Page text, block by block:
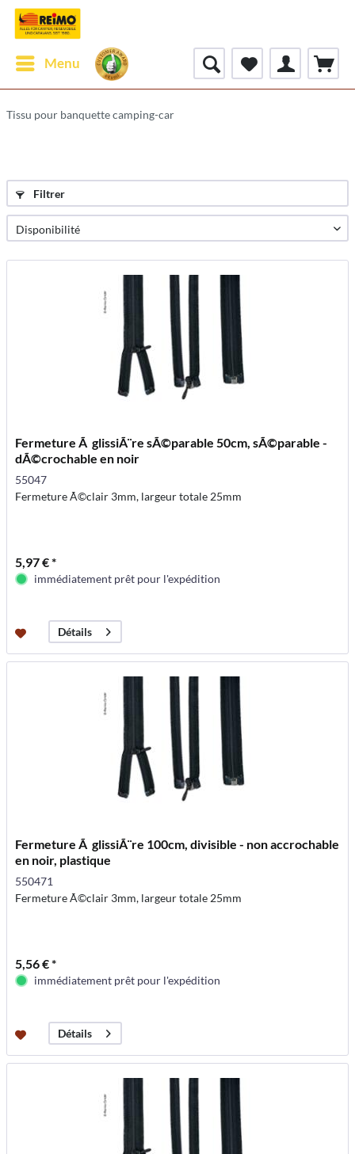
Menu
Tissu pour banquette camping-car
Filtrer
Fermeture Ã glissiÃ¨re sÃ©parable 50cm, sÃ©parable -
dÃ©crochable en noir
55047
Fermeture Ã©clair 3mm, largeur totale 25mm
5,97 € *
immédiatement prêt pour l'expédition
Détails
Fermeture Ã glissiÃ¨re 100cm, divisible - non accrochable
en noir, plastique
550471
Fermeture Ã©clair 3mm, largeur totale 25mm
5,56 € *
immédiatement prêt pour l'expédition
Détails